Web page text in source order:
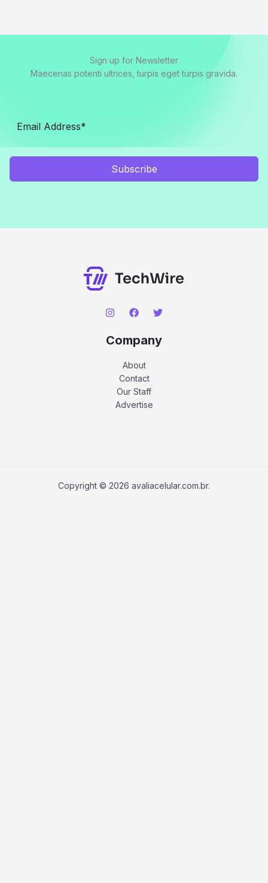
Sign up for Newsletter
Maecenas potenti ultrices, turpis eget turpis gravida.
Subscribe
Company
About
Contact
Our Staff
Advertise
Copyright © 2026 avaliacelular.com.br.